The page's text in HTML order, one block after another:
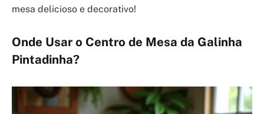
mesa delicioso e decorativo!
Onde Usar o Centro de Mesa da Galinha
Pintadinha?